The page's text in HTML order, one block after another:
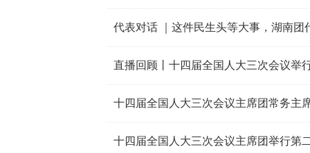
代表对话 ｜这件民生头等大事，湖南
直播回顾丨十四届全国人大三次会议举
十四届全国人大三次会议主席团常务主
十四届全国人大三次会议主席团举行第